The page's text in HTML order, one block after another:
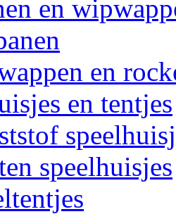
en
en
en tentjes
speelhuisjes